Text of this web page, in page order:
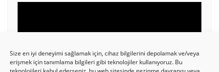
Size en iyi deneyimi sağlamak için, cihaz bilgilerini depolamak ve/veya
erişmek için tanımlama bilgileri gibi teknolojiler kullanıyoruz. Bu